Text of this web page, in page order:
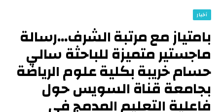
أخبار
بامتياز مع مرتبة الشرف…رسالة
ماجستير متميزة للباحثة سالي
حسام خريبة بكلية علوم الرياضة
بجامعة قناة السويس حول
فاعلية التعليم المدمج في